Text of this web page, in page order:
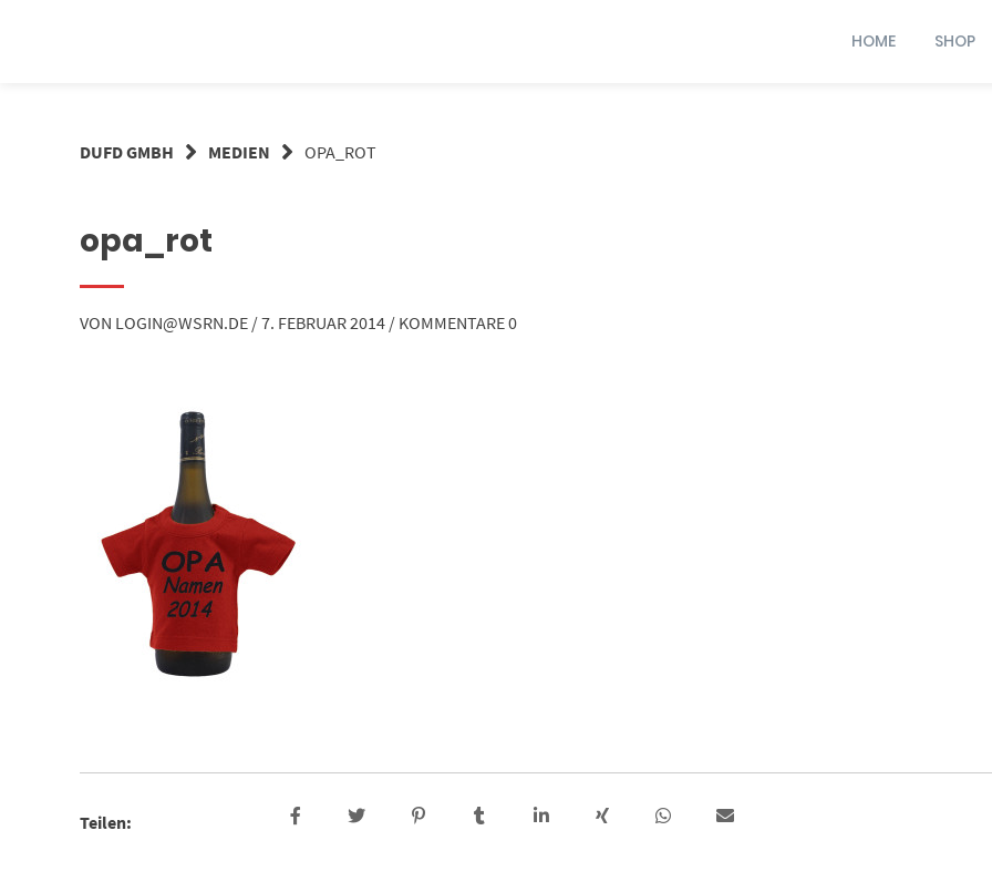
HOME SHOP
DUFD GMBH MEDIEN OPA_ROT
opa_rot
VON LOGIN@WSRN.DE /7. FEBRUAR 2014 / KOMMENTARE 0
Teilen: